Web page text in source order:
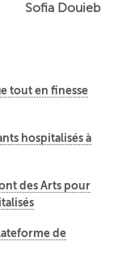
Sofia Douieb
tout en finesse
hospitalisés à
des Arts pour
de